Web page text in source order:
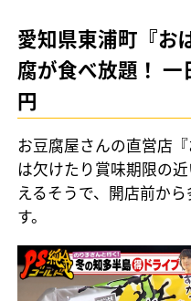
愛知県東浦町『お
腐が食べ放題！
円
お豆腐屋さんの直営店
は欠けたり賞味期限の
えるそうで、開店前か
す。